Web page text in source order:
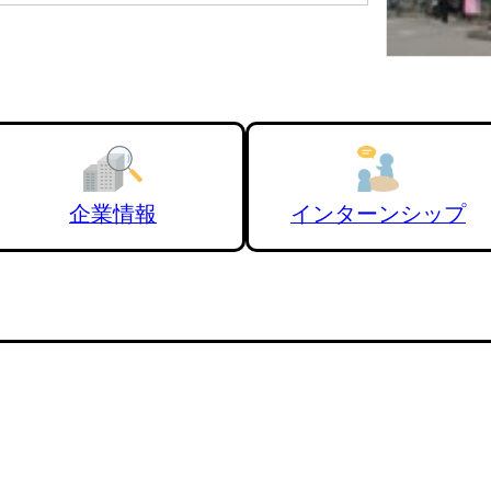
企業情報 インターンシップ